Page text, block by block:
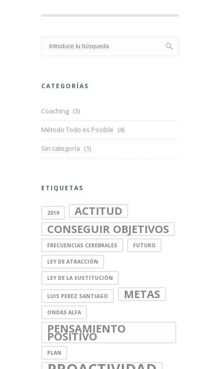
CATEGORÍAS
Coaching (3)
Método Todo es Posible (4)
Sin categoría (1)
ETIQUETAS
2019
ACTITUD
CONSEGUIR OBJETIVOS
FRECUENCIAS CEREBRALES FUTURO
LEY DE ATRACCIÓN
LEY DE LA SUSTITUCIÓN
LUIS PEREZ SANTIAGO METAS
ONDAS ALFA
PENSAMIENTO
POSITIVO
PLAN